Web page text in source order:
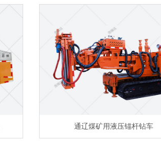
通辽煤矿用液压锚杆钻车